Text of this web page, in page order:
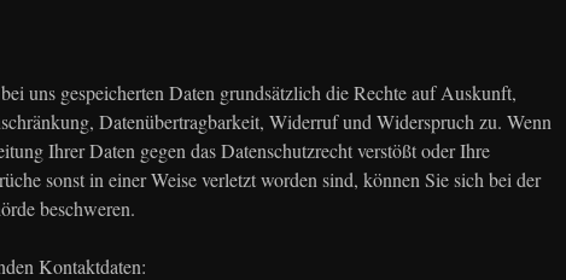
uns gespeicherten Daten grundsätzlich die Rechte auf Auskunft,
Datenübertragbarkeit, Widerruf und Widerspruch zu. Wenn
Ihrer Daten gegen das Datenschutzrecht verstößt oder Ihre
sonst in einer Weise verletzt worden sind, können Sie sich bei der
beschweren.
Kontaktdaten: